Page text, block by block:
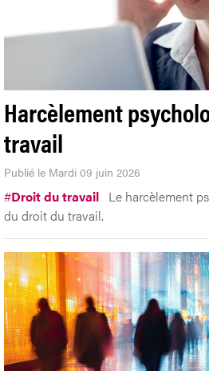
Harcèlement
travail
Publié le Mardi 09 juin 2026
#Droit du travail Le harcèlement
du droit du travail.